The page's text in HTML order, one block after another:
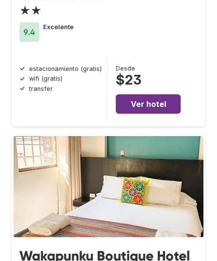
★★
9.4
Excelente
estacionamiento (gratis)
wifi (gratis)
transfer
Desde
$23
Ver hotel
Wakapunku Boutique Hotel